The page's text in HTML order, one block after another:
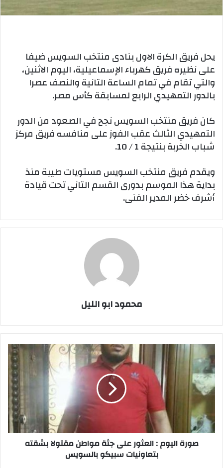
يحل فريق الكرة الاول بنادى منتخب السويس ضيفا
على نظيره فريق كهرباء الإسماعيلية، اليوم الاثنين،
والتي تقام في تمام الساعة التانية والنصف عصرا
بالدور التمهيدي الرابع لمسابقة كأس مصر.
كان فريق منتخب السويس نجح في الصعود من الدور
التمهيدي الثالث عقب الفوز على منافسه فريق مركز
شباب الخربة بنتيجة 1 / 10.
ويقدم فريق منتخب السويس مستويات طيبة منذ
بداية هذا الموسم بدورى القسم التاني تحت قيادة
أشرف خضر المدير الفنى.
محمود ابو الليل
صورة
اليوم
:
العثور
على
جثة
مواطن
مقتولا
بشقته
بتعاونياتصورة اليوم : العثور على جثة مواطن مقتولا بشقته
بتعاونيات سبيكو بالسويس